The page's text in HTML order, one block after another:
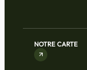
NOTRE CARTE